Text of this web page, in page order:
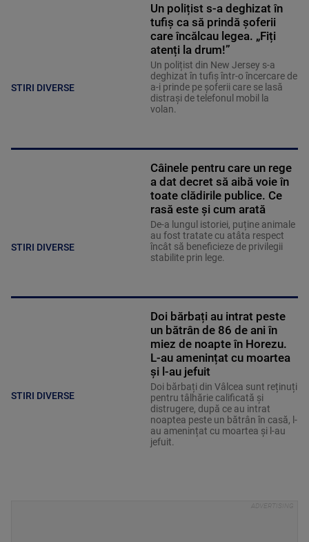
STIRI DIVERSE
Un polițist s-a deghizat în
tufiș ca să prindă șoferii
care încălcau legea. „Fiți
atenți la drum!”
Un polițist din New Jersey s-a
deghizat în tufiș într-o încercare de
a-i prinde pe șoferii care se lasă
distrași de telefonul mobil la
volan.
STIRI DIVERSE
Câinele pentru care un rege
a dat decret să aibă voie în
toate clădirile publice. Ce
rasă este și cum arată
De-a lungul istoriei, puține animale
au fost tratate cu atâta respect
încât să beneficieze de privilegii
stabilite prin lege.
STIRI DIVERSE
Doi bărbați au intrat peste
un bătrân de 86 de ani în
miez de noapte în Horezu.
L-au amenințat cu moartea
și l-au jefuit
Doi bărbați din Vâlcea sunt reținuți
pentru tâlhărie calificată și
distrugere, după ce au intrat
noaptea peste un bătrân în casă, l-
au amenințat cu moartea și l-au
jefuit.